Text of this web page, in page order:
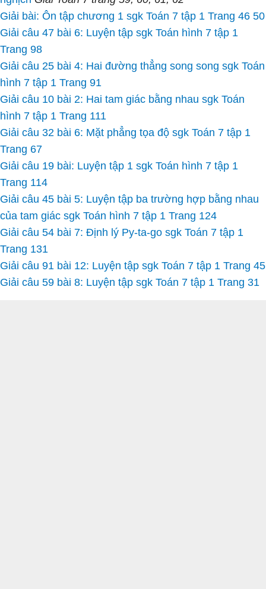
Giải bài: Ôn tập chương 1 sgk Toán 7 tập 1 Trang 46 50
Giải câu 47 bài 6: Luyện tập sgk Toán hình 7 tập 1
Trang 98
Giải câu 25 bài 4: Hai đường thẳng song song sgk Toán
hình 7 tập 1 Trang 91
Giải câu 10 bài 2: Hai tam giác bằng nhau sgk Toán
hình 7 tập 1 Trang 111
Giải câu 32 bài 6: Mặt phẳng tọa độ sgk Toán 7 tập 1
Trang 67
Giải câu 19 bài: Luyện tập 1 sgk Toán hình 7 tập 1
Trang 114
Giải câu 45 bài 5: Luyện tập ba trường hợp bằng nhau
của tam giác sgk Toán hình 7 tập 1 Trang 124
Giải câu 54 bài 7: Định lý Py-ta-go sgk Toán 7 tập 1
Trang 131
Giải câu 91 bài 12: Luyện tập sgk Toán 7 tập 1 Trang 45
Giải câu 59 bài 8: Luyện tập sgk Toán 7 tập 1 Trang 31